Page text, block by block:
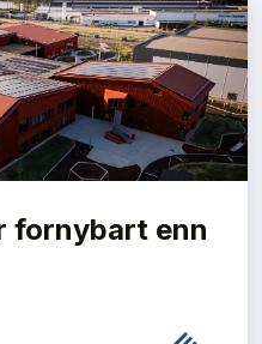
fornybart enn